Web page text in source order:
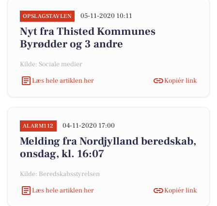
OPSLAGSTAVLEN 05-11-2020 10:11
Nyt fra Thisted Kommunes
Byrødder og 3 andre
Kilde: Sociale medier
Læs hele artiklen her
Kopiér link
ALARM112 04-11-2020 17:00
Melding fra Nordjylland beredskab,
onsdag, kl. 16:07
Kilde: Beredskabsstyrelsen
Læs hele artiklen her
Kopiér link